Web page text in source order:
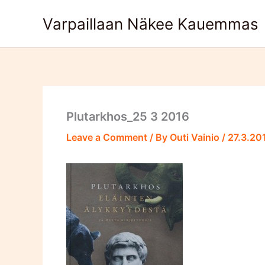
Varpaillaan Näkee Kauemmas
Plutarkhos_25 3 2016
Leave a Comment / By Outi Vainio /